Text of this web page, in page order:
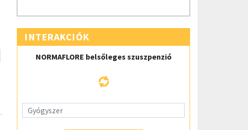
INTERAKCIÓK
NORMAFLORE belsőleges szuszpenzió